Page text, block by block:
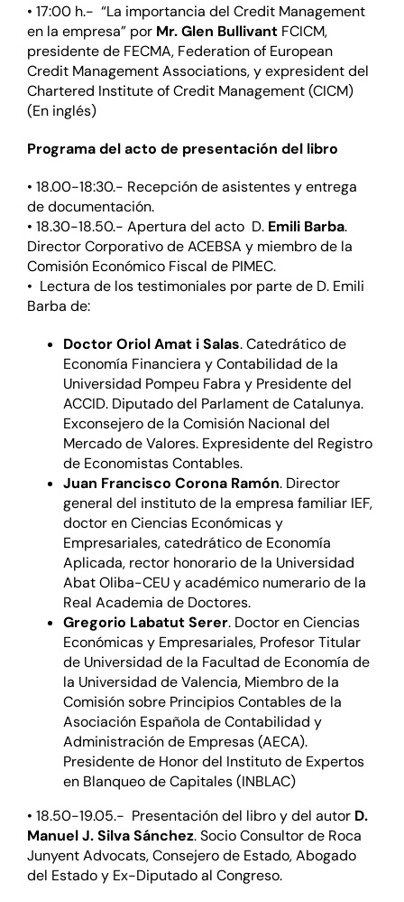
• 17:00 h.- “La importancia del Credit Management
en la empresa” por Mr. Glen BullivantFCICM,
presidente de FECMA, Federation of European
Credit Management Associations, y expresident del
Chartered Institute of Credit Management (CICM)
(En inglés)
Programa del acto de presentación del libro
• 18.00-18:30.- Recepción de asistentes y entrega
de documentación.
• 18.30-18.50.- Apertura del acto D.Emili Barba.
Director Corporativo de ACEBSA y miembro de la
Comisión Económico Fiscal de PIMEC.
• Lectura de los testimoniales por parte de D. Emili
Barba de:
Doctor Oriol Amat i Salas. Catedrático de
Economía Financiera y Contabilidad de la
Universidad Pompeu Fabra y Presidente del
ACCID. Diputado del Parlament de Catalunya.
Exconsejero de la Comisión Nacional del
Mercado de Valores. Expresidente del Registro
de Economistas Contables.
Juan Francisco Corona Ramón. Director
general del instituto de la empresa familiar IEF,
doctor en Ciencias Económicas y
Empresariales, catedrático de Economía
Aplicada, rector honorario de la Universidad
Abat Oliba-CEU y académico numerario de la
Real Academia de Doctores.
Gregorio Labatut Serer. Doctor en Ciencias
Económicas y Empresariales, Profesor Titular
de Universidad de la Facultad de Economía de
la Universidad de Valencia, Miembro de la
Comisión sobre Principios Contables de la
Asociación Española de Contabilidad y
Administración de Empresas (AECA).
Presidente de Honor del Instituto de Expertos
en Blanqueo de Capitales (INBLAC)
• 18.50-19.05.- Presentación del libro y del autor D.
Manuel J. Silva Sánchez. Socio Consultor de Roca
Junyent Advocats, Consejero de Estado, Abogado
del Estado y Ex-Diputado al Congreso.